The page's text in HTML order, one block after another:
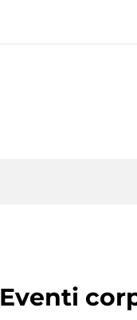
Eventi